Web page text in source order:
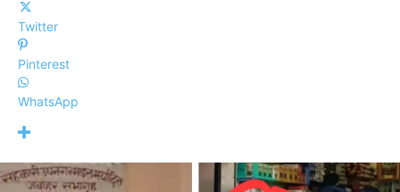
Twitter
Pinterest
WhatsApp